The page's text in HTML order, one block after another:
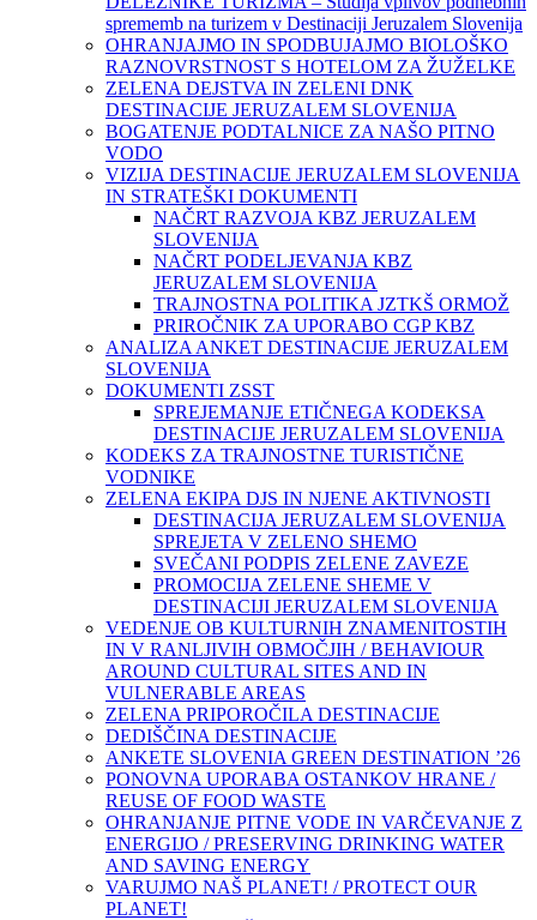
sprememb na turizem v Destinaciji Jeruzalem Slovenija
OHRANJAJMO IN SPODBUJAJMO BIOLOŠKO
RAZNOVRSTNOST S HOTELOM ZA ŽUŽELKE
ZELENA DEJSTVA IN ZELENI DNK
DESTINACIJE JERUZALEM SLOVENIJA
BOGATENJE PODTALNICE ZA NAŠO PITNO
VODO
VIZIJA DESTINACIJE JERUZALEM SLOVENIJA
IN STRATEŠKI DOKUMENTI
NAČRT RAZVOJA KBZ JERUZALEM
SLOVENIJA
NAČRT PODELJEVANJA KBZ
JERUZALEM SLOVENIJA
TRAJNOSTNA POLITIKA JZTKŠ ORMOŽ
PRIROČNIK ZA UPORABO CGP KBZ
ANALIZA ANKET DESTINACIJE JERUZALEM
SLOVENIJA
DOKUMENTI ZSST
SPREJEMANJE ETIČNEGA KODEKSA
DESTINACIJE JERUZALEM SLOVENIJA
KODEKS ZA TRAJNOSTNE TURISTIČNE
VODNIKE
ZELENA EKIPA DJS IN NJENE AKTIVNOSTI
DESTINACIJA JERUZALEM SLOVENIJA
SPREJETA V ZELENO SHEMO
SVEČANI PODPIS ZELENE ZAVEZE
PROMOCIJA ZELENE SHEME V
DESTINACIJI JERUZALEM SLOVENIJA
VEDENJE OB KULTURNIH ZNAMENITOSTIH
IN V RANLJIVIH OBMOČJIH / BEHAVIOUR
AROUND CULTURAL SITES AND IN
VULNERABLE AREAS
ZELENA PRIPOROČILA DESTINACIJE
DEDIŠČINA DESTINACIJE
ANKETE SLOVENIA GREEN DESTINATION ’26
PONOVNA UPORABA OSTANKOV HRANE /
REUSE OF FOOD WASTE
OHRANJANJE PITNE VODE IN VARČEVANJE Z
ENERGIJO / PRESERVING DRINKING WATER
AND SAVING ENERGY
VARUJMO NAŠ PLANET! / PROTECT OUR
PLANET!